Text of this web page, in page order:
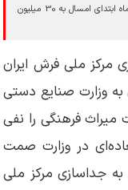
صادرات فرش دستباف گفت: صادرات فرش دستباف ایران در 6 ماه ابتدای امسال به 30 میلیون
مرکز ملی فرش ایران
وزارت صنایع دستی
فرهنگی را نفی
در وزارت صمت
جداسازی مرکز ملی